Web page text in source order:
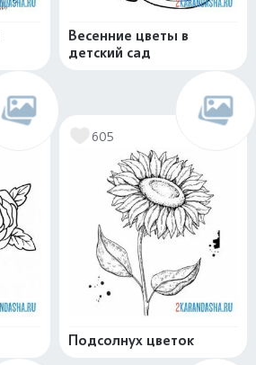
Весенние цветы в
детский сад
605
Подсолнух цветок